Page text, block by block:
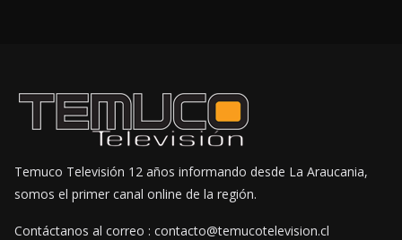
Temuco Televisión 12 años informando desde La Araucania,
somos el primer canal online de la región.
Contáctanos al correo : contacto@temucotelevision.cl